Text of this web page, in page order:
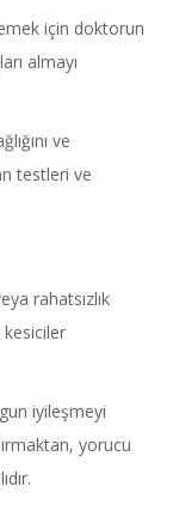
için doktorun
almayı
ve
testleri ve
rahatsızlık
kesiciler
iyileşmeyi
yorucu